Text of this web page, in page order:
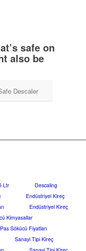
safe on
also be
Descaler
Ltr
Descaling
Endüstriyel Kireç
Endüstriyel Kireç
Kimyasallar
Sökücü Fiyatları
Sanayi Tipi Kireç